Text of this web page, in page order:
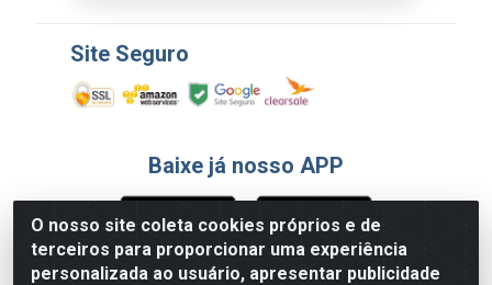
O nosso site coleta cookies próprios e de
terceiros para proporcionar uma experiência
personalizada ao usuário, apresentar publicidade
Site Seguro
Baixe já nosso APP
Formas de Pagamento